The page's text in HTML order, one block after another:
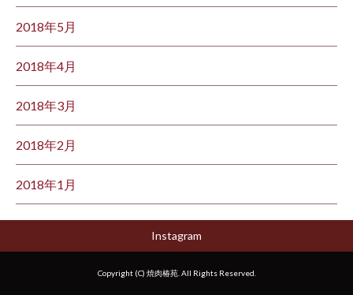
2018年5月
2018年4月
2018年3月
2018年2月
2018年1月
Instagram
Copyright (C) 焼肉椿苑. All Rights Reserved.